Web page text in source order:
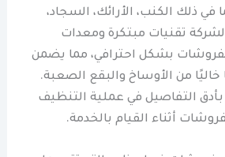
في ذلك الكنب، الأرائك، السجاد،
تقنيات مبتكرة ومعدات
بشكل احترافي، مما يضمن
خاليًا من الأوساخ والبقع الصعبة.
التفاصيل في عملية التنظيف
أثناء القيام بالخدمة.